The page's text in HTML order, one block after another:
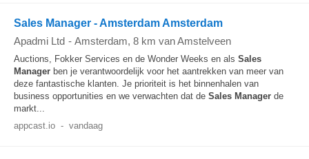
Sales Manager - Amsterdam Amsterdam
Apadmi Ltd - Amsterdam, 8 km van Amstelveen
Auctions, Fokker Services en de Wonder Weeks en als Sales
Manager ben je verantwoordelijk voor het aantrekken van meer van
deze fantastische klanten. Je prioriteit is het binnenhalen van
business opportunities en we verwachten dat de Sales Manager de
markt...
appcast.io - vandaag